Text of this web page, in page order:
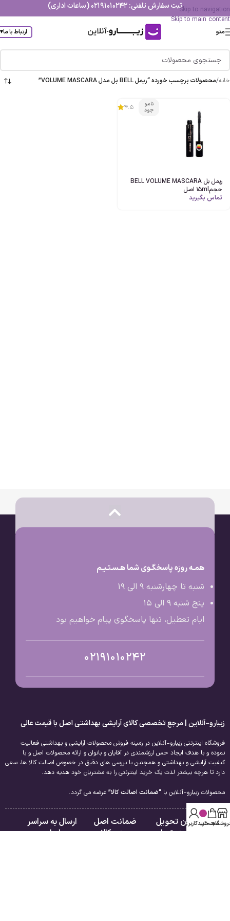
Skip to navigation
Skip to main content
ثبت سفارش تلفنی: 02191010242 (ساعات اداری)
منو ارتباط با ما▾
خانه/محصولات برچسب خورده “ریمل BELL بل مدل VOLUME MASCARA”
نامو
جود
4.5
ریمل بل BELL VOLUME MASCARA
حجم15ml اصل
تماس بگیرید
همـه روزه پاسخگـوی شما هـسـتـیـم
شنبه تا چهارشنبه 9 الی ۱۹
پنج شنبه 9 الی ۱۵
ایام تعطیل، تنها پاسخگوی پیام خواهیم بود
02191010242
زیبارو-آنلاین | مرجع تخصصی کالای آرایشی بهداشتی اصل با قیمت عالی
فروشگاه اینترنتی زیبارو-آنلاین در زمینه فروش محصولات آرایشی و بهداشتی فعالیت
نموده و با هدف ایجاد حس ارزشمندی در آقایان و بانوان و ارائه محصولات اصل و با
کیفیت آرایشی و بهداشتی و همچنین با بررسی های دقیق در خصوص اصالت کالا ها، سعی
دارد تا هرچه بیشتر لذت یک خرید اینترنتی را به مشتریان خود هدیه دهد.
محصولات زیبارو-آنلاین با “ضمانت اصالت کالا” عرضه می گردد.
امکان تحویل
فوری در تهران
ضمانت اصل
بودن کالا
ارسال به سراسر
ایران
سبد خرید
حساب کاربری من